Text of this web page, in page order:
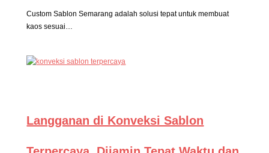
Custom Sablon Semarang adalah solusi tepat untuk membuat
kaos sesuai…
Langganan di Konveksi Sablon